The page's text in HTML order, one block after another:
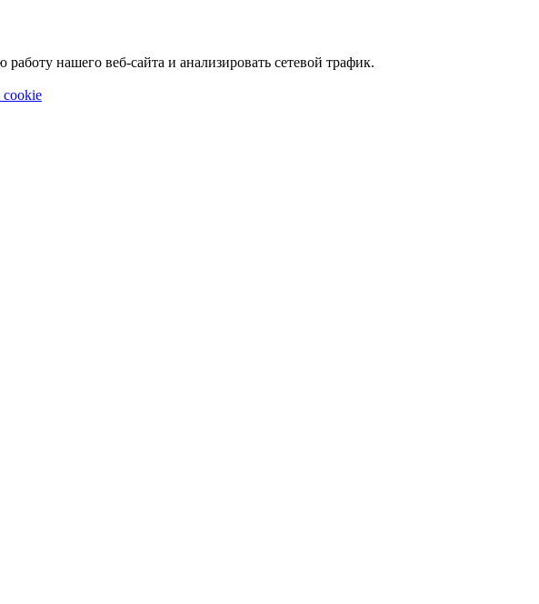
нашего веб-сайта и анализировать сетевой трафик.
cookie